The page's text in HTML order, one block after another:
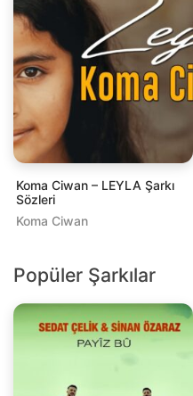
Koma Ciwan – LEYLA Şarkı
Sözleri
Koma Ciwan
Popüler Şarkılar